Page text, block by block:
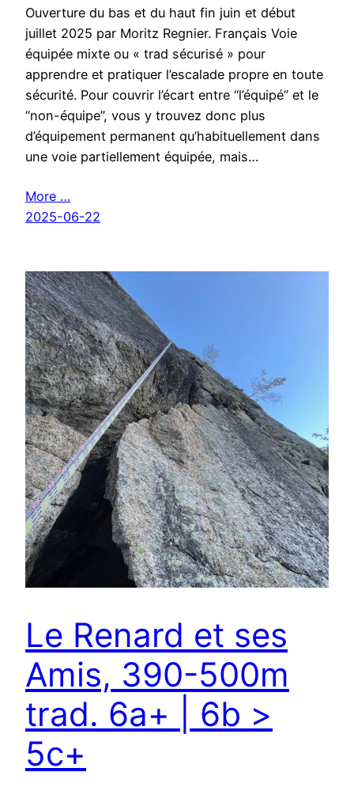
Ouverture du bas et du haut fin juin et début
juillet 2025 par Moritz Regnier. Français Voie
équipée mixte ou « trad sécurisé » pour
apprendre et pratiquer l’escalade propre en toute
sécurité. Pour couvrir l’écart entre “l’équipé” et le
“non-équipe”, vous y trouvez donc plus
d’équipement permanent qu’habituellement dans
une voie partiellement équipée, mais…
More …
2025-06-22
Le Renard et ses
Amis, 390-500m
trad. 6a+ | 6b >
5c+